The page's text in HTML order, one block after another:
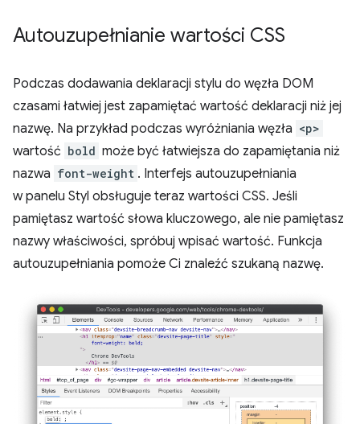
Autouzupełnianie wartości CSS
Podczas dodawania deklaracji stylu do węzła DOM
czasami łatwiej jest zapamiętać wartość deklaracji niż jej
nazwę. Na przykład podczas wyróżniania węzła <p>
wartość bold może być łatwiejsza do zapamiętania niż
nazwa font-weight . Interfejs autouzupełniania
w panelu Styl obsługuje teraz wartości CSS. Jeśli
pamiętasz wartość słowa kluczowego, ale nie pamiętasz
nazwy właściwości, spróbuj wpisać wartość. Funkcja
autouzupełniania pomoże Ci znaleźć szukaną nazwę.